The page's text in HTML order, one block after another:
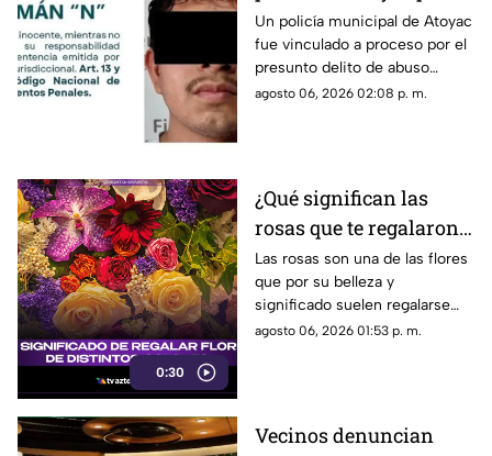
presunto 4BUS0
S3XU4L infantil
Un policía municipal de Atoyac
fue vinculado a proceso por el
presunto delito de abuso
sexual infantil contra una
agosto 06, 2026 02:08 p. m.
0:30
¿Qué significan las
rosas que te regalaron?
El mensaje oculto
detrás de cada color
Las rosas son una de las flores
que por su belleza y
significado suelen regalarse
con más frecuencia, pero
agosto 06, 2026 01:53 p. m.
Vecinos denuncian